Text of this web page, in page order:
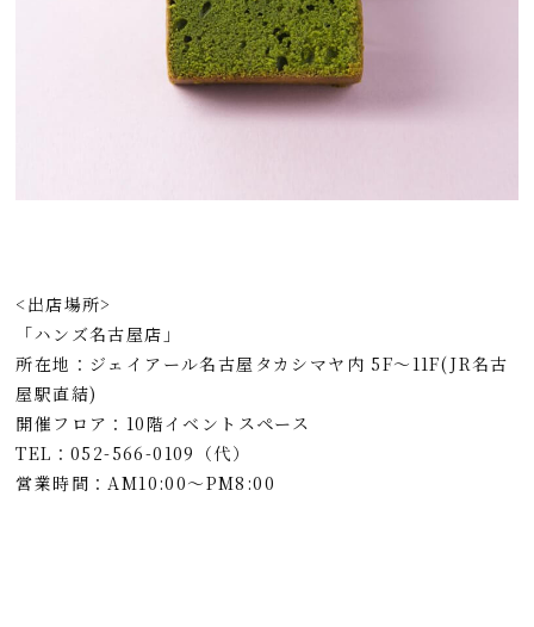
<出店場所>
「ハンズ名古屋店」
所在地：ジェイアール名古屋タカシマヤ内 5F～11F(JR名古
屋駅直結)
開催フロア：10階イベントスペース
TEL：052-566-0109（代）
営業時間：AM10:00～PM8:00